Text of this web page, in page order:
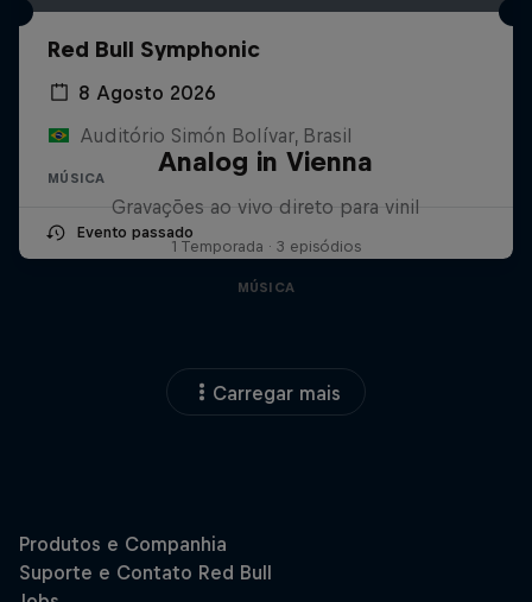
Red Bull Symphonic
8 Agosto 2026
Auditório Simón Bolívar, Brasil
MÚSICA
Evento passado
Analog in Vienna
Gravações ao vivo direto para vinil
1 Temporada · 3 episódios
MÚSICA
Carregar mais